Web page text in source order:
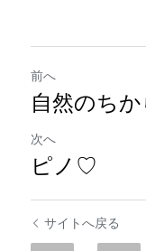
前へ
自然のちか
次へ
ピノ♡
サイトへ戻る